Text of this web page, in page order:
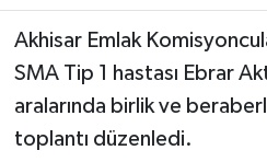
Akhisar Emlak
SMA Tip 1 hastası Ebrar
aralarında birlik ve
toplantı düzenledi.
Akhisar Emlak
Ülke